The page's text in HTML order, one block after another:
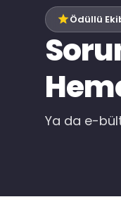
Ödüllü
Ya da e-